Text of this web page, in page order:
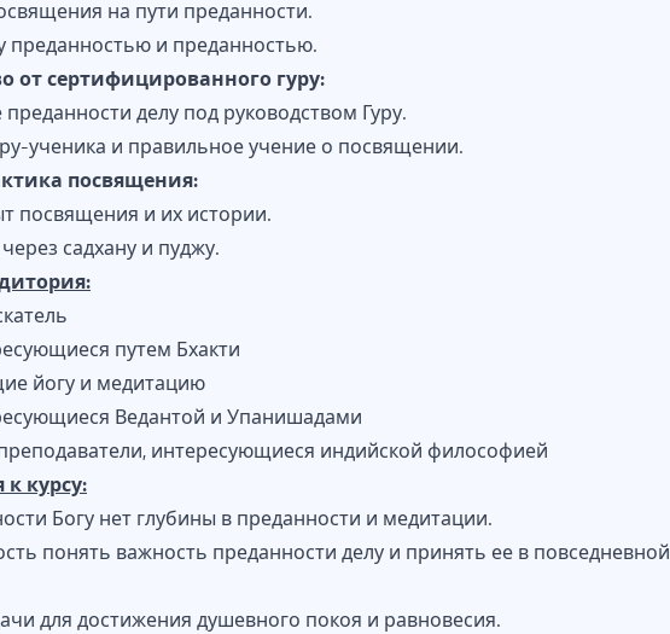
на пути преданности.
преданностью и преданностью.
от сертифицированного гуру:
делу под руководством Гуру.
ученика и правильное учение о посвящении.
посвящения:
посвящения и их истории.
садхану и пуджу.
путем Бхакти
йогу и медитацию
Ведантой и Упанишадами
интересующиеся индийской философией
к курсу:
Богу нет глубины в преданности и медитации.
понять важность преданности делу и принять ее в повседневной
для достижения душевного покоя и равновесия.